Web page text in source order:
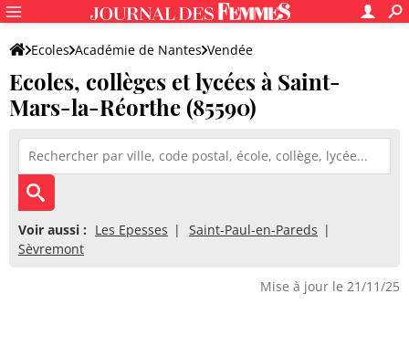
Ecoles Académie de Nantes Vendée
Ecoles, collèges et lycées à Saint-
Mars-la-Réorthe (85590)
Voir aussi : Les Epesses
Saint-Paul-en-Pareds
Sèvremont
Mise à jour le 21/11/25